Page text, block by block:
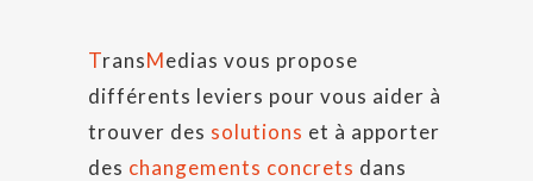
TransMedias vous propose
différents leviers pour vous aider à
trouver des solutions et à apporter
des changements concrets dans